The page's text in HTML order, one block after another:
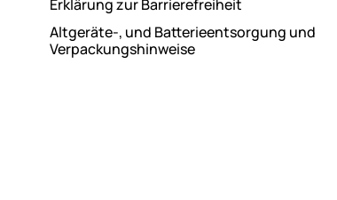
Erklärung zur Barrierefreiheit
Altgeräte-, und Batterieentsorgung und
Verpackungshinweise